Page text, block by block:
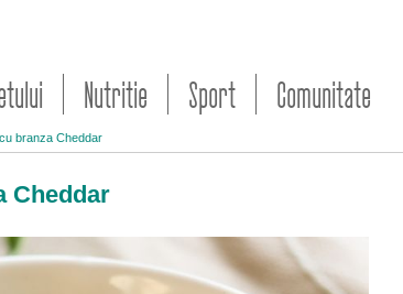
Nutritie Sport Comunitate
branza Cheddar
Cheddar